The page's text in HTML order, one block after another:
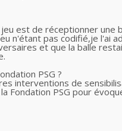
est de réceptionner
n'étant pas codifié,je
et que la balle
PSG ?
interventions de
Fondation PSG pour